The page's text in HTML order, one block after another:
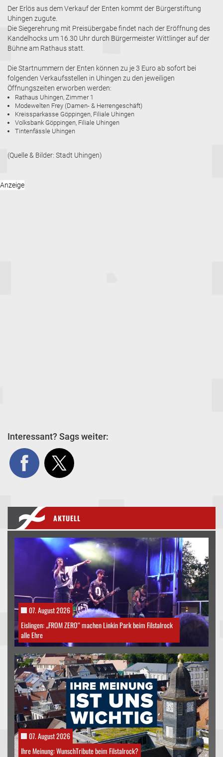
Der Erlös aus dem Verkauf der Enten kommt der Bürgerstiftung
Uhingen zugute.
Die Siegerehrung mit Preisübergabe findet nach der Eröffnung des
Kandelhocks um 16.30 Uhr durch Bürgermeister Wittlinger auf der
Bühne am Rathaus statt.
Die Startnummern der Enten können zu je 3 Euro ab sofort bei
folgenden Verkaufsstellen in Uhingen zu den jeweiligen
Öffnungszeiten erworben werden:
Rathaus Uhingen, Zimmer 1
Modewelten Frey (Damen- & Herrengeschäft)
Kreissparkasse Göppingen, Filiale Uhingen
Volksbank Göppingen, Filiale Uhingen
Tintenfässle Uhingen
(Quelle & Bilder: Stadt Uhingen)
Interessant? Sags weiter:
AKTUELL
07. August 2026
Eislingen: „FROM ZERO“ machen Linkin Park beim Filstalrock
alle Ehre
07. August 2026
Ihre Meinung: WunschTribute beim Filstalrock?